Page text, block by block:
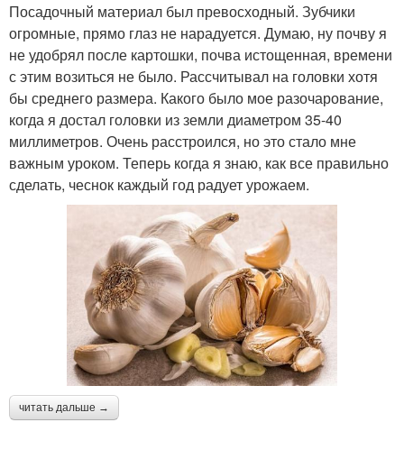
Посадочный материал был превосходный. Зубчики
огромные, прямо глаз не нарадуется. Думаю, ну почву я
не удобрял после картошки, почва истощенная, времени
с этим возиться не было. Рассчитывал на головки хотя
бы среднего размера. Какого было мое разочарование,
когда я достал головки из земли диаметром 35-40
миллиметров. Очень расстроился, но это стало мне
важным уроком. Теперь когда я знаю, как все правильно
сделать, чеснок каждый год радует урожаем.
читать дальше →